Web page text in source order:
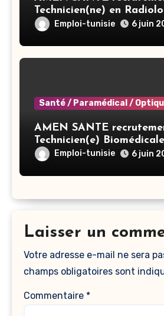
Technicien(ne) en
Emploi-tunisie 6 juin
Santé / Paramédical /
AMEN SANTE
Technicien(e)
NabeulEmploi-tunisie 6 juin
Laisser un
Votre adresse e-mail ne sera
champs obligatoires sont
Commentaire *